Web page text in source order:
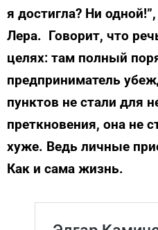
я достигла? Ни
Лера. Говорит, что
целях: там полный
предприниматель
пунктов не стали для
преткновения, она не
хуже. Ведь личные
Как и сама жизнь.